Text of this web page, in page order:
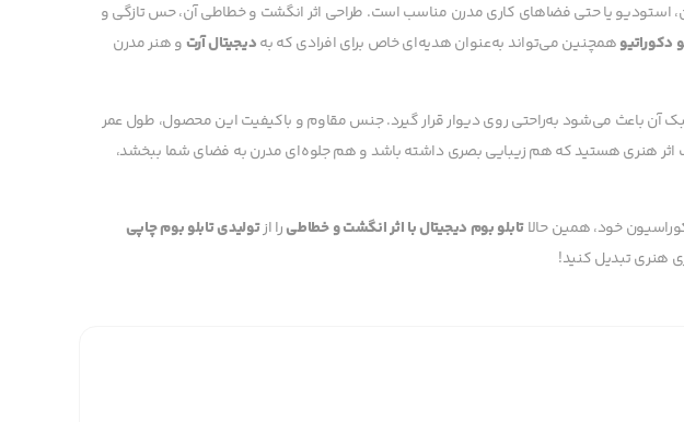
استودیو یا حتی فضاهای کاری مدرن مناسب است. طراحی اثر انگشت و خطاطی آن، حس تازگی و
دکوراتیوهمچنین می‌تواند به‌عنوان هدیه‌ای خاص برای افرادی که بهدیجیتال آرت و هنر مدرن
آن باعث می‌شود به‌راحتی روی دیوار قرار گیرد. جنس مقاوم و باکیفیت این محصول، طول عمر
اثر هنری هستید که هم زیبایی بصری داشته باشد و هم جلوه‌ای مدرن به فضای شما ببخشد،
خود، همین حالاتابلو بوم دیجیتال با اثر انگشت و خطاطیرا ازتولیدی تابلو بوم چاپی